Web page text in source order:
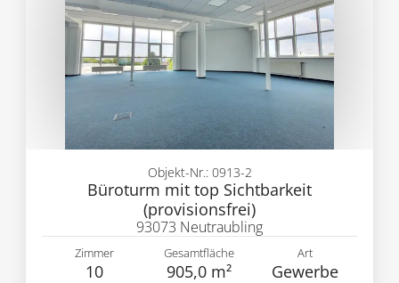
Büroturm mit top Sichtbarkeit
(provisionsfrei)
Objekt-Nr.: 0913-2
93073 Neutraubling
Zimmer
10
Gesamtfläche
905,0 m²
Art
Gewerbe